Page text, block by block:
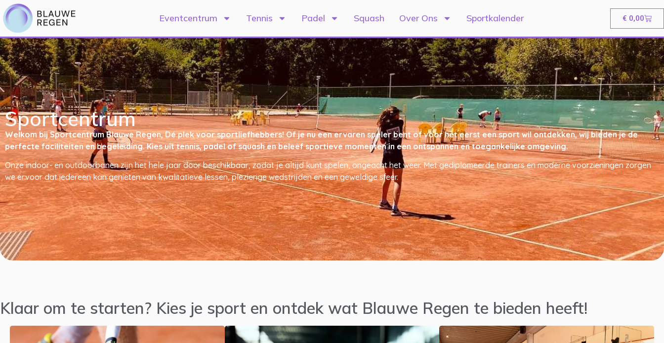
Eventcentrum Tennis Padel Squash Over Ons Sportkalender € 0,00
Sportcentrum
Welkom bij Sportcentrum Blauwe Regen, Dé plek voor sportliefhebbers! Of je nu een ervaren speler bent of voor het eerst een sport wil ontdekken, wij bieden je de
perfecte faciliteiten en begeleiding. Kies uit tennis, padel of squash en beleef sportieve momenten in een ontspannen en toegankelijke omgeving.
Onze indoor- en outdoorbanen zijn het hele jaar door beschikbaar, zodat je altijd kunt spelen, ongeacht het weer. Met gediplomeerde trainers en moderne voorzieningen zorgen
we ervoor dat iedereen kan genieten van kwalitatieve lessen, plezierige wedstrijden en een geweldige sfeer.
Klaar om te starten? Kies je sport en ontdek wat Blauwe Regen te bieden heeft!